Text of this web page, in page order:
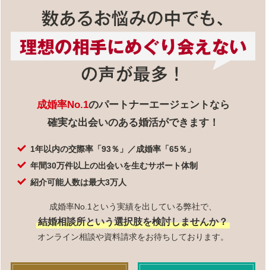
成婚率No.1のパートナーエージェントなら
確実な出会いのある婚活ができます！
1年以内の交際率「93％」／成婚率「65％」
年間30万件以上の出会いを生むサポート体制
紹介可能人数は最大3万人
成婚率No.1という実績を出している弊社で、
結婚相談所という選択肢を検討しませんか？
オンライン相談や資料請求をお待ちしております。